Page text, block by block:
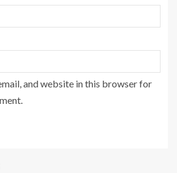
and website in this browser for